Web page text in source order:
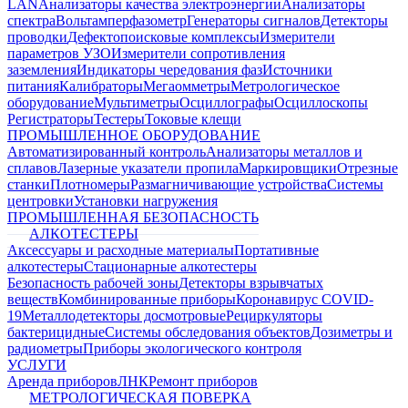
LANАнализаторы качества электроэнергииАнализаторы
спектраВольтамперфазометрГенераторы сигналовДетекторы
проводкиДефектопоисковые комплексыИзмерители
параметров УЗОИзмерители сопротивления
заземленияИндикаторы чередования фазИсточники
питанияКалибраторыМегаомметрыМетрологическое
оборудованиеМультиметрыОсциллографыОсциллоскопы
РегистраторыТестерыТоковые клещи
ПРОМЫШЛЕННОЕ ОБОРУДОВАНИЕ
Автоматизированный контрольАнализаторы металлов и
сплавовЛазерные указатели пропилаМаркировщикиОтрезные
станкиПлотномерыРазмагничивающие устройстваСистемы
центровкиУстановки нагружения
ПРОМЫШЛЕННАЯ БЕЗОПАСНОСТЬ
АЛКОТЕСТЕРЫ
Аксессуары и расходные материалыПортативные
алкотестерыСтационарные алкотестеры
Безопасность рабочей зоныДетекторы взрывчатых
веществКомбинированные приборыКоронавирус COVID-
19Металлодетекторы досмотровыеРециркуляторы
бактерицидныеСистемы обследования объектовДозиметры и
радиометрыПриборы экологического контроля
УСЛУГИ
Аренда приборовЛНКРемонт приборов
МЕТРОЛОГИЧЕСКАЯ ПОВЕРКА